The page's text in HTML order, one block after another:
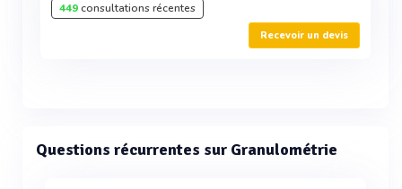
449consultations récentes
Recevoir un devis
Questions récurrentes sur Granulométrie